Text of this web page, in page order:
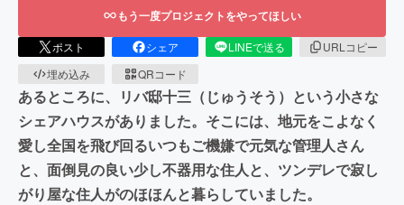
もう一度プロジェクトをやってほしい
ポスト シェア LINEで送る
URLコピー
埋め込み
QRコード
あるところに、リバ邸十三（じゅうそう）という小さな
シェアハウスがありました。そこには、地元をこよなく
愛し全国を飛び回るいつもご機嫌で元気な管理人さん
と、面倒見の良い少し不器用な住人と、ツンデレで寂し
がり屋な住人がのほほんと暮らしていました。